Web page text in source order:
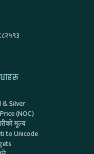
& Silver
(NOC)
मूल्य
to Unicode